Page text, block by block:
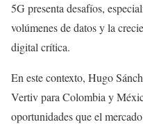
5G presenta desafíos,
volúmenes de datos y la
digital crítica.
En este contexto, Hugo
Vertiv para Colombia y
oportunidades que el